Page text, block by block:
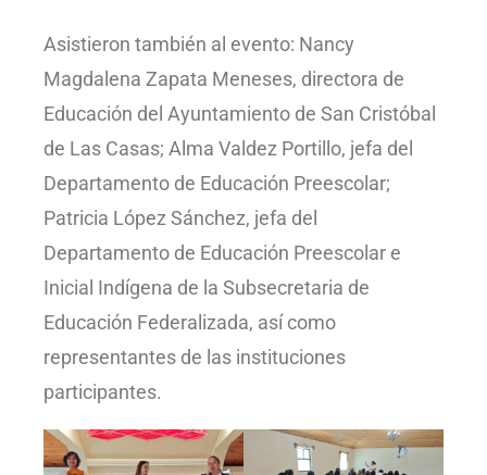
Asistieron también al evento: Nancy
Magdalena Zapata Meneses, directora de
Educación del Ayuntamiento de San Cristóbal
de Las Casas; Alma Valdez Portillo, jefa del
Departamento de Educación Preescolar;
Patricia López Sánchez, jefa del
Departamento de Educación Preescolar e
Inicial Indígena de la Subsecretaria de
Educación Federalizada, así como
representantes de las instituciones
participantes.